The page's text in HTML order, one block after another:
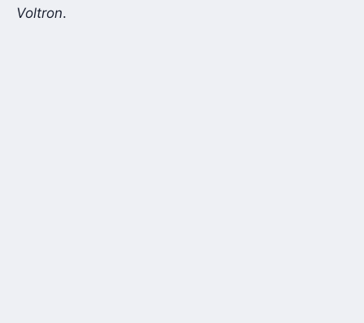
Voltron.